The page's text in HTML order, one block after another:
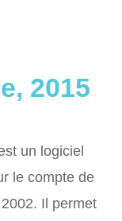
2015
un logiciel
le compte de
Il permet